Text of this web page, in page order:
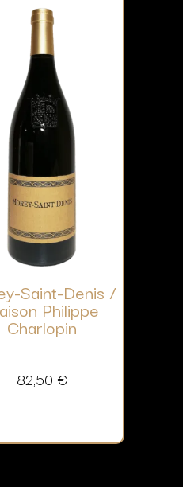
Saint-Denis /
Philippe
Charlopin
82,50 €